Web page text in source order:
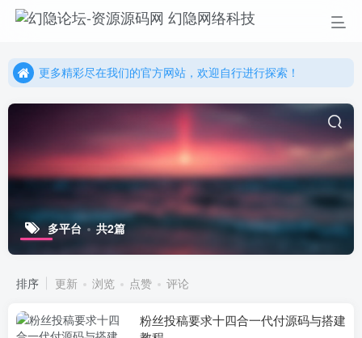
更多精彩尽在我们的官方网站，欢迎自行进行探索！
更多精彩尽在我们的官方网站，欢迎自行进行探索！
幻隐网络科技，感谢您的加入以及使用我们的系统！
多平台 共2篇
排序 更新 浏览 点赞 评论
粉丝投稿要求十四合一代付源码与搭建